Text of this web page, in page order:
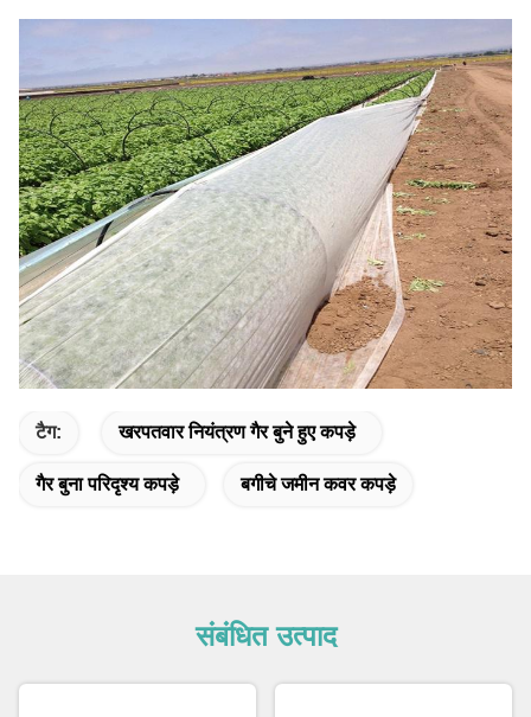
टैग: खरपतवार नियंत्रण गैर बुने हुए कपड़े
गैर बुना परिदृश्य कपड़े बगीचे जमीन कवर कपड़े
संबंधित उत्पाद